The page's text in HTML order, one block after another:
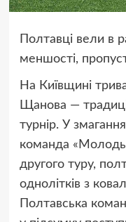
Полтавці вели в
меншості,
На Київщині
Щанова —
турнір. У
команда
другого туру,
однолітків з
Полтавська